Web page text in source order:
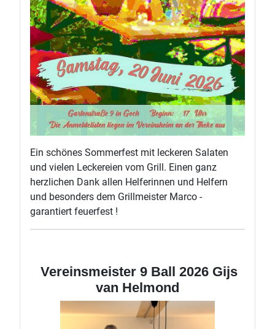
Ein schönes Sommerfest mit leckeren Salaten
und vielen Leckereien vom Grill. Einen ganz
herzlichen Dank allen Helferinnen und Helfern
und besonders dem Grillmeister Marco -
garantiert feuerfest !
Vereinsmeister 9 Ball 2026 Gijs
van Helmond